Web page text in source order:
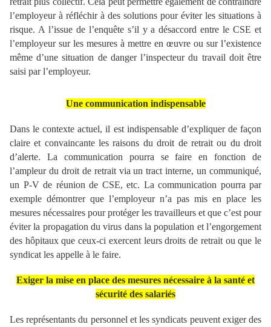
l’employeur à réfléchir à des solutions pour éviter les situations à
risque. A l’issue de l’enquête s’il y a désaccord entre le CSE et
l’employeur sur les mesures à mettre en œuvre ou sur l’existence
même d’une situation de danger l’inspecteur du travail doit être
saisi par l’employeur.
Une communication indispensable
Dans le contexte actuel, il est indispensable d’expliquer de façon
claire et convaincante les raisons du droit de retrait ou du droit
d’alerte. La communication pourra se faire en fonction de
l’ampleur du droit de retrait via un tract interne, un communiqué,
un P-V de réunion de CSE, etc. La communication pourra par
exemple démontrer que l’employeur n’a pas mis en place les
mesures nécessaires pour protéger les travailleurs et que c’est pour
éviter la propagation du virus dans la population et l’engorgement
des hôpitaux que ceux-ci exercent leurs droits de retrait ou que le
syndicat les appelle à le faire.
Exiger la mise en place des mesures nécessaire à la santé et
sécurité des salariés
Les représentants du personnel et les syndicats peuvent exiger des